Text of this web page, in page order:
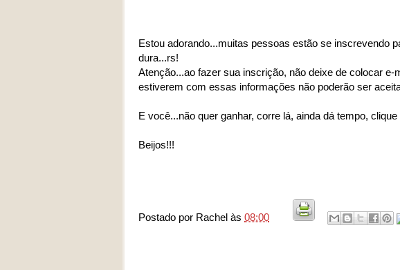
Estou adorando...muitas pessoas estão se inscrevendo
dura...rs!
Atenção...ao fazer sua inscrição, não deixe de colocar
estiverem com essas informações não poderão ser
E você...não quer ganhar, corre lá, ainda dá tempo, clique
Beijos!!!
Postado por Rachel às 08:00